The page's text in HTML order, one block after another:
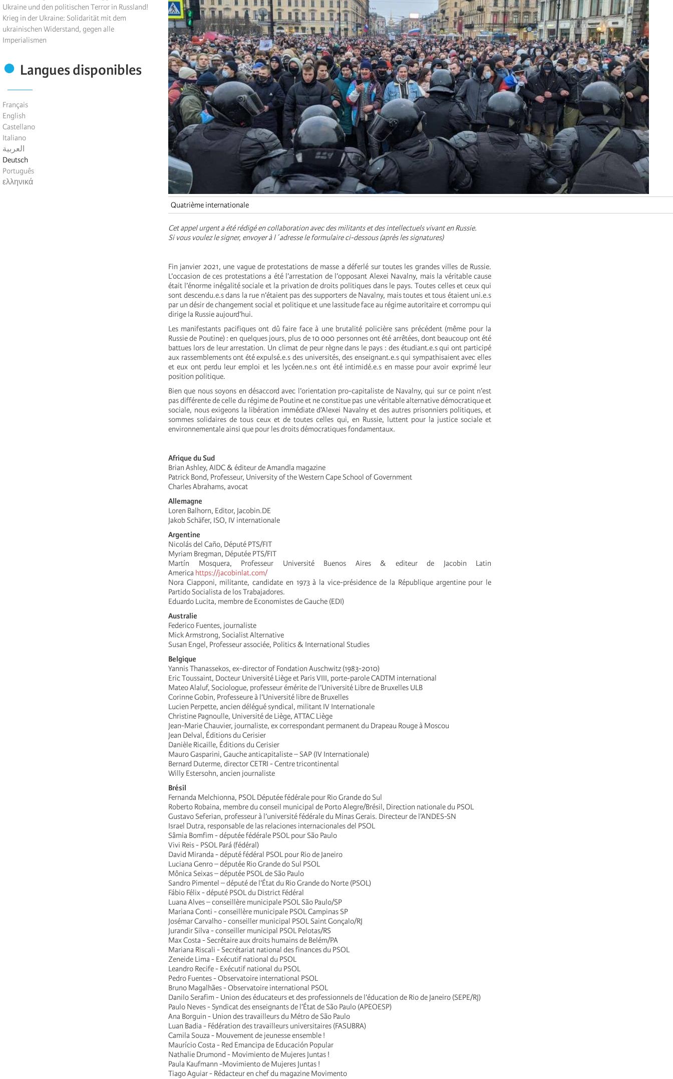
Ukraine und den politischen Terror in Russland!
Krieg in der Ukraine: Solidarität mit dem
ukrainischen Widerstand, gegen alle
Imperialismen
Langues disponibles
Français
English
Castellano
Italiano
العربية
Deutsch
Português
ελληνικά
Quatrième internationale
Cet appel urgent a été rédigé en collaboration avec des militants et des intellectuels vivant en Russie.
Si vous voulez le signer, envoyer à l´adresse le formulaire ci-dessous (après les signatures)
Fin janvier 2021, une vague de protestations de masse a déferlé sur toutes les grandes villes de Russie.
L’occasion de ces protestations a été l’arrestation de l’opposant Alexei Navalny, mais la véritable cause
était l’énorme inégalité sociale et la privation de droits politiques dans le pays. Toutes celles et ceux qui
sont descendu.e.s dans la rue n’étaient pas des supporters de Navalny, mais toutes et tous étaient uni.e.s
par un désir de changement social et politique et une lassitude face au régime autoritaire et corrompu qui
dirige la Russie aujourd’hui.
Les manifestants pacifiques ont dû faire face à une brutalité policière sans précédent (même pour la
Russie de Poutine) : en quelques jours, plus de 10 000 personnes ont été arrêtées, dont beaucoup ont été
battues lors de leur arrestation. Un climat de peur règne dans le pays : des étudiant.e.s qui ont participé
aux rassemblements ont été expulsé.e.s des universités, des enseignant.e.s qui sympathisaient avec elles
et eux ont perdu leur emploi et les lycéen.ne.s ont été intimidé.e.s en masse pour avoir exprimé leur
position politique.
Bien que nous soyons en désaccord avec l’orientation pro-capitaliste de Navalny, qui sur ce point n’est
pas différente de celle du régime de Poutine et ne constitue pas une véritable alternative démocratique et
sociale, nous exigeons la libération immédiate d’Alexei Navalny et des autres prisonniers politiques, et
sommes solidaires de tous ceux et de toutes celles qui, en Russie, luttent pour la justice sociale et
environnementale ainsi que pour les droits démocratiques fondamentaux.
Afrique du Sud
Brian Ashley, AIDC & éditeur de Amandla magazine
Patrick Bond, Professeur, University of the Western Cape School of Government
Charles Abrahams, avocat
Allemagne
Loren Balhorn, Editor, Jacobin.DE
Jakob Schäfer, ISO, IV internationale
Argentine
Nicolás del Caño, Député PTS/FIT
Myriam Bregman, Députée PTS/FIT
Martín Mosquera, Professeur Université Buenos Aires & editeur de Jacobin Latin
America https://jacobinlat.com/
Nora Ciapponi, militante, candidate en 1973 à la vice-présidence de la République argentine pour le
Partido Socialista de los Trabajadores.
Eduardo Lucita, membre de Economistes de Gauche (EDI)
Australie
Federico Fuentes, journaliste
Mick Armstrong, Socialist Alternative
Susan Engel, Professeur associée, Politics & International Studies
Belgique
Yannis Thanassekos, ex-director of Fondation Auschwitz (1983-2010)
Eric Toussaint, Docteur Université Liège et Paris VIII, porte-parole CADTM international
Mateo Alaluf, Sociologue, professeur émérite de l’Université Libre de Bruxelles ULB
Corinne Gobin, Professeure à l’Université libre de Bruxelles
Lucien Perpette, ancien délégué syndical, militant IV Internationale
Christine Pagnoulle, Université de Liège, ATTAC Liège
Jean-Marie Chauvier, journaliste, ex correspondant permanent du Drapeau Rouge à Moscou
Jean Delval, Éditions du Cerisier
Danièle Ricaille, Éditions du Cerisier
Mauro Gasparini, Gauche anticapitaliste – SAP (IV Internationale)
Bernard Duterme, director CETRI - Centre tricontinental
Willy Estersohn, ancien journaliste
Brésil
Fernanda Melchionna, PSOL Députée fédérale pour Rio Grande do Sul
Roberto Robaina, membre du conseil municipal de Porto Alegre/Brésil, Direction nationale du PSOL
Gustavo Seferian, professeur à l’université fédérale du Minas Gerais. Directeur de l’ANDES-SN
Israel Dutra, responsable de las relaciones internacionales del PSOL
Sâmia Bomfim - députée fédérale PSOL pour São Paulo
Vivi Reis - PSOL Pará (fédéral)
David Miranda - député fédéral PSOL pour Rio de Janeiro
Luciana Genro – députée Rio Grande do Sul PSOL
Mônica Seixas – députée PSOL de São Paulo
Sandro Pimentel – député de l’État du Rio Grande do Norte (PSOL)
Fábio Félix - député PSOL du District Fédéral
Luana Alves – conseillère municipale PSOL São Paulo/SP
Mariana Conti - conseillère municipale PSOL Campinas SP
Josémar Carvalho - conseiller municipal PSOL Saint Gonçalo/RJ
Jurandir Silva - conseiller municipal PSOL Pelotas/RS
Max Costa - Secrétaire aux droits humains de Belém/PA
Mariana Riscali - Secrétariat national des finances du PSOL
Zeneide Lima - Exécutif national du PSOL
Leandro Recife - Exécutif national du PSOL
Pedro Fuentes - Observatoire international PSOL
Bruno Magalhães - Observatoire international PSOL
Danilo Serafim - Union des éducateurs et des professionnels de l’éducation de Rio de Janeiro (SEPE/RJ)
Paulo Neves - Syndicat des enseignants de l’État de São Paulo (APEOESP)
Ana Borguin - Union des travailleurs du Métro de São Paulo
Luan Badia - Fédération des travailleurs universitaires (FASUBRA)
Camila Souza - Mouvement de jeunesse ensemble !
Maurício Costa - Red Emancipa de Educación Popular
Nathalie Drumond - Movimiento de Mujeres Juntas !
Paula Kaufmann -Movimiento de Mujeres Juntas !
Tiago Aguiar - Rédacteur en chef du magazine Movimento